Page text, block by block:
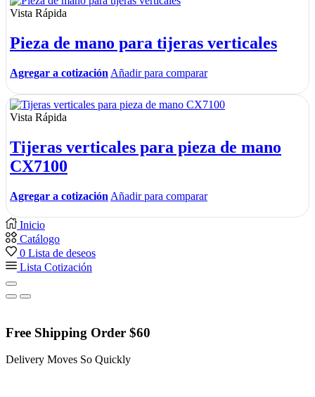
Vista Rápida
Pieza de mano para tijeras verticales
Agregar a cotización Añadir para comparar
Vista Rápida
Tijeras verticales para pieza de mano
CX7100
Agregar a cotización Añadir para comparar
Inicio
Catálogo
0 Lista de deseos
Lista Cotización
Free Shipping Order $60
Delivery Moves So Quickly